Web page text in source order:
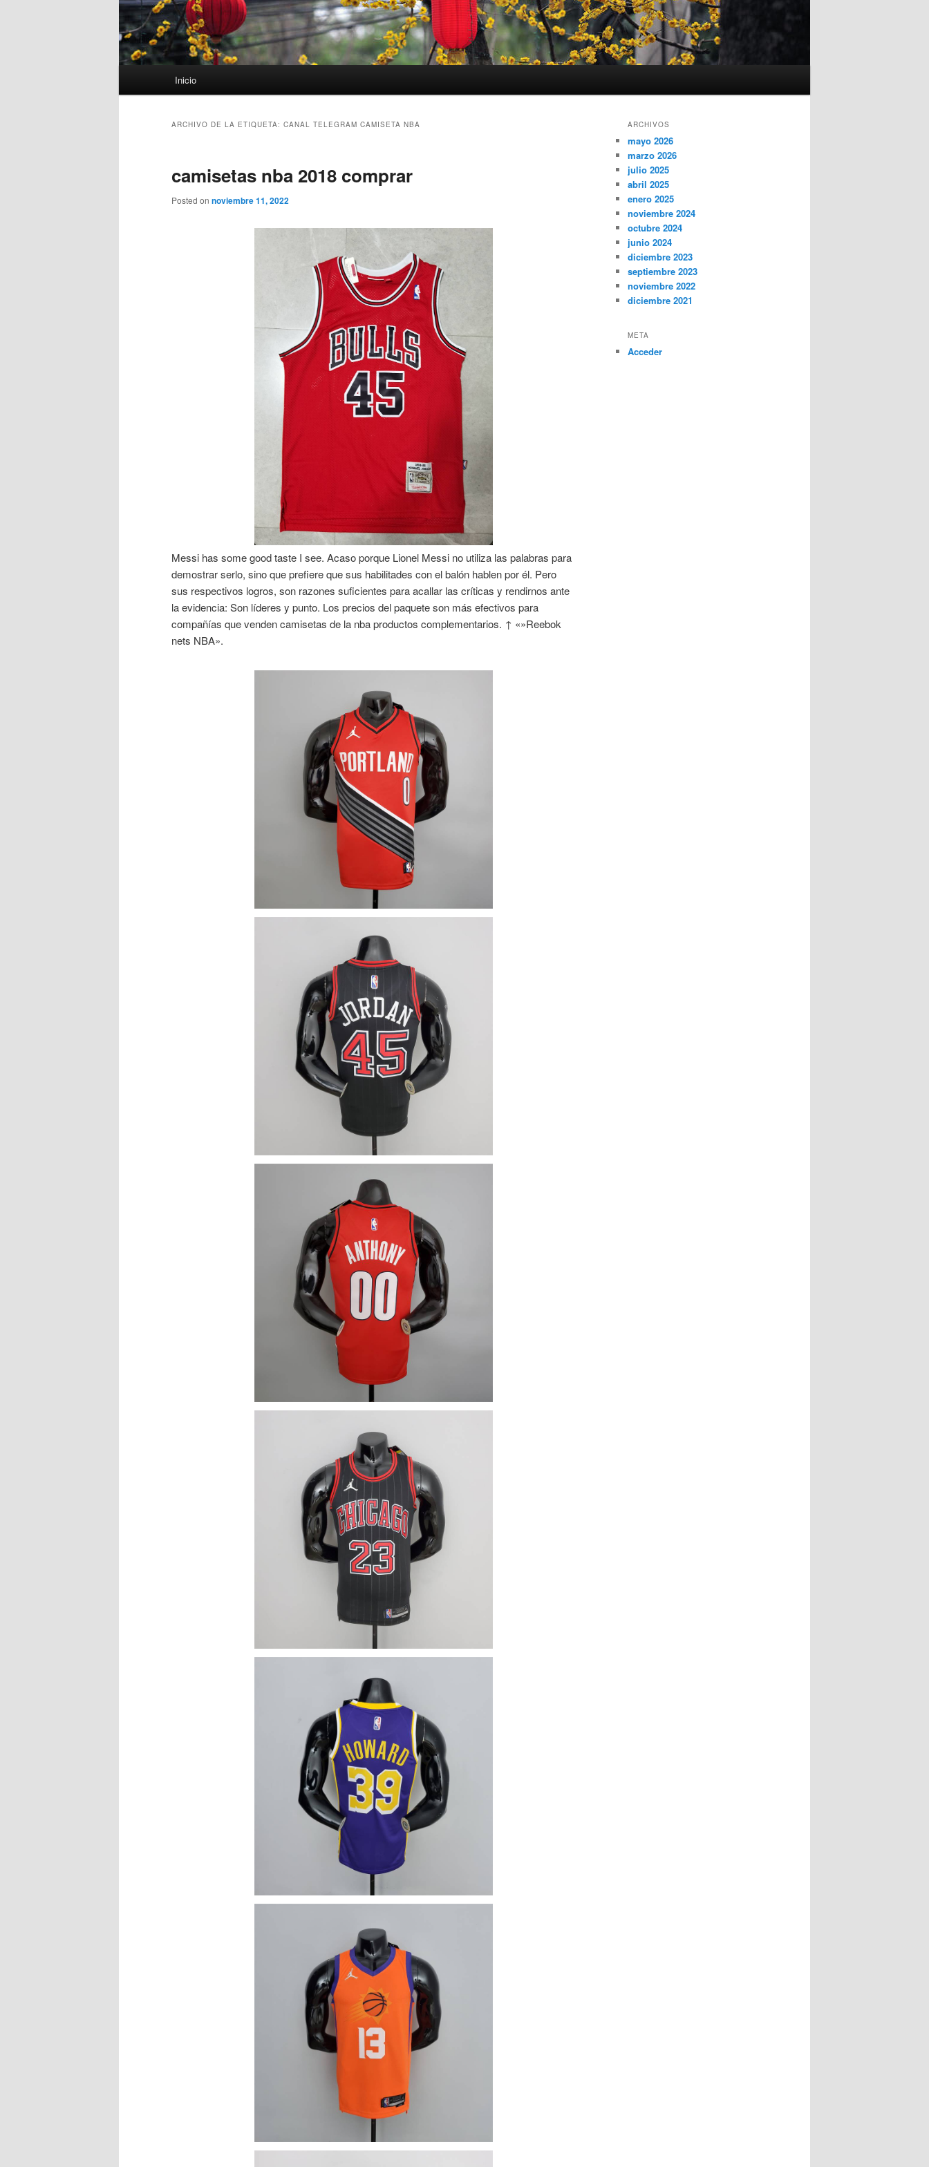
Inicio
ARCHIVO DE LA ETIQUETA: CANAL TELEGRAM CAMISETA NBA
camisetas nba 2018 comprar
Posted on noviembre 11, 2022
Messi has some good taste I see. Acaso porque Lionel Messi no utiliza las palabras para
demostrar serlo, sino que prefiere que sus habilitades con el balón hablen por él. Pero
sus respectivos logros, son razones suficientes para acallar las críticas y rendirnos ante
la evidencia: Son líderes y punto. Los precios del paquete son más efectivos para
compañías que venden camisetas de la nba productos complementarios. ↑ «»Reebok
nets NBA».
ARCHIVOS
mayo 2026
marzo 2026
julio 2025
abril 2025
enero 2025
noviembre 2024
octubre 2024
junio 2024
diciembre 2023
septiembre 2023
noviembre 2022
diciembre 2021
META
Acceder